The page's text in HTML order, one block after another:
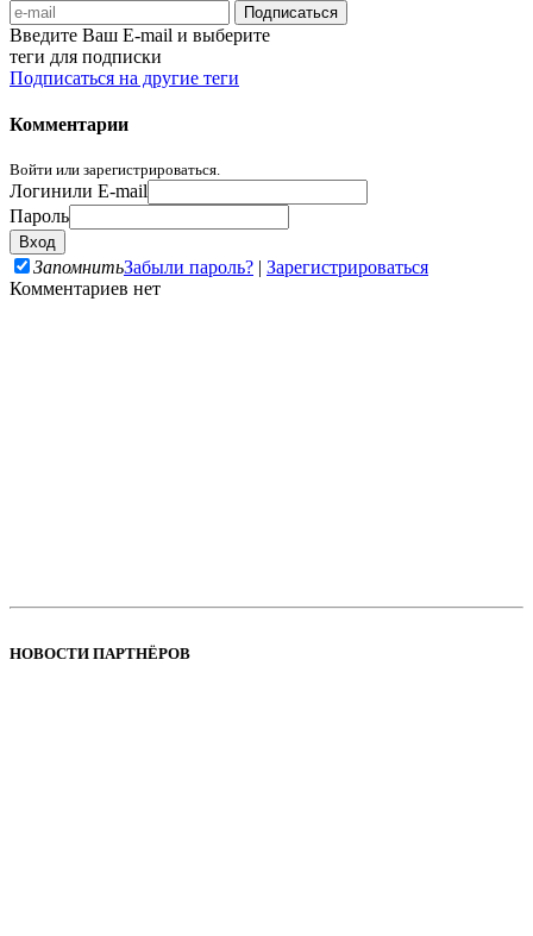
Введите Ваш E-mail и выберите
теги для подписки
Подписаться на другие теги
Комментарии
Войти или зарегистрироваться.
Логинили E-mail
Пароль
ЗапомнитьЗабыли пароль? | Зарегистрироваться
Комментариев нет
НОВОСТИ ПАРТНЁРОВ